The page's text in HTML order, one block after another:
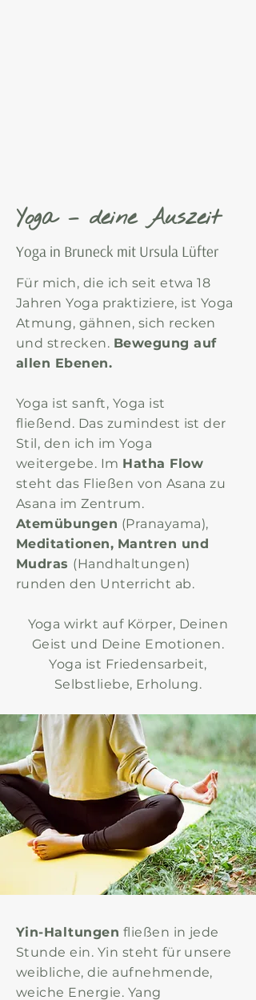
Yoga – deine Auszeit
Yoga in Bruneck mit Ursula Lüfter
Für mich, die ich seit etwa 18
Jahren Yoga praktiziere, ist Yoga
Atmung, gähnen, sich recken
und strecken. Bewegung auf
allen Ebenen.
Yoga ist sanft, Yoga ist
fließend. Das zumindest ist der
Stil, den ich im Yoga
weitergebe. Im Hatha Flow
steht das Fließen von Asana zu
Asana im Zentrum.
Atemübungen (Pranayama),
Meditationen, Mantren und
Mudras (Handhaltungen)
runden den Unterricht ab.
Yoga wirkt auf Körper, Deinen
Geist und Deine Emotionen.
Yoga ist Friedensarbeit,
Selbstliebe, Erholung.
Yin-Haltungen fließen in jede
Stunde ein. Yin steht für unsere
weibliche, die aufnehmende,
weiche Energie. Yang